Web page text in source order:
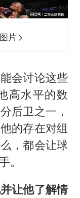
片
会讨论这些
高水平的数
后卫之一，
的存在对组
，都会让球
。
让他了解情